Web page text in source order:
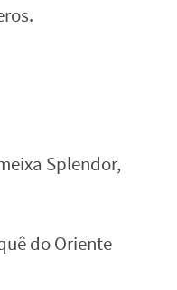
Splendor,
do Oriente